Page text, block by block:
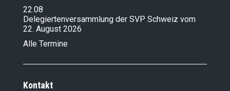
22.08
Delegiertenversammlung der SVP Schweiz vom
22. August 2026
Alle Termine
Kontakt